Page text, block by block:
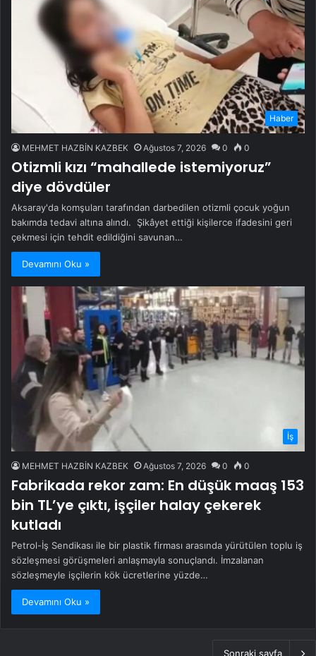
Haber
MEHMET HAZBİN KAZBEK Ağustos 7, 2026 0 0
Otizmli kızı “mahallede istemiyoruz”
diye dövdüler
Aksaray'da komşuları tarafından darbedilen otizmli çocuk yoğun
bakımda tedavi altına alındı. Şikâyet ettiği kişilerce ifadesini geri
çekmesi için tehdit edildiğini savunan…
Devamını Oku »
İş
MEHMET HAZBİN KAZBEK Ağustos 7, 2026 0 0
Fabrikada rekor zam: En düşük maaş 153
bin TL’ye çıktı, işçiler halay çekerek
kutladı
Petrol-İş Sendikası ile bir plastik firması arasında yürütülen toplu iş
sözleşmesi görüşmeleri anlaşmayla sonuçlandı. İmzalanan
sözleşmeyle işçilerin kök ücretlerine yüzde…
Devamını Oku »
Sonraki sayfa